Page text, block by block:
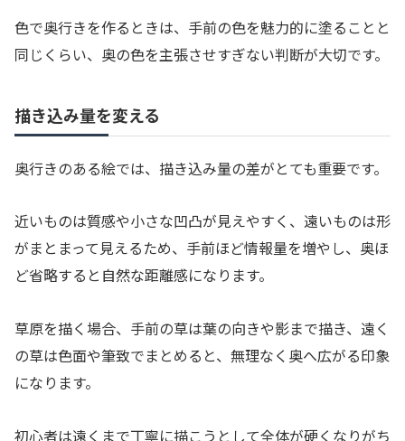
色で奥行きを作るときは、手前の色を魅力的に塗ることと
同じくらい、奥の色を主張させすぎない判断が大切です。
描き込み量を変える
奥行きのある絵では、描き込み量の差がとても重要です。
近いものは質感や小さな凹凸が見えやすく、遠いものは形
がまとまって見えるため、手前ほど情報量を増やし、奥ほ
ど省略すると自然な距離感になります。
草原を描く場合、手前の草は葉の向きや影まで描き、遠く
の草は色面や筆致でまとめると、無理なく奥へ広がる印象
になります。
初心者は遠くまで丁寧に描こうとして全体が硬くなりがち